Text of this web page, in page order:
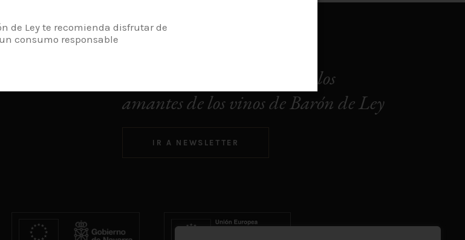
SIGUENOS
El punto de encuentro para los
amantes de los vinos de Barón de Ley
IR A NEWSLETTER
de Ley te recomienda disfrutar de
un consumo responsable